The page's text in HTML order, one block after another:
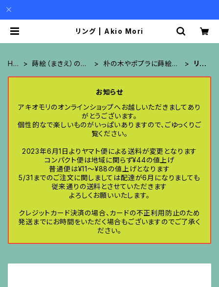
リング | Akio Mori
HO
蒔絵（まきえ）のア
朴の木やポプラに蒔絵の
リン
お知らせ
アキオモリのオンラインショップへお越しいただきましてあり
がとうございます。
個性的なで楽しいものがいっぱいありますので、ごゆっくりご
覧ください。
2023年6月1日よりヤマト便による送料が変更となります
コンパクト便は地域に関らず¥44の値上げ
普通便は¥11〜¥88の値上げとなります
5/31までのご注文に関しましては配達が6月になりましても
従来通りの送料とさせていただきます
よろしくお願いいたします。
クレジットカード決済の場合、カードの不正利用防止のため
発送までにお時間をいただく場合もございますのでご了承く
ださい。